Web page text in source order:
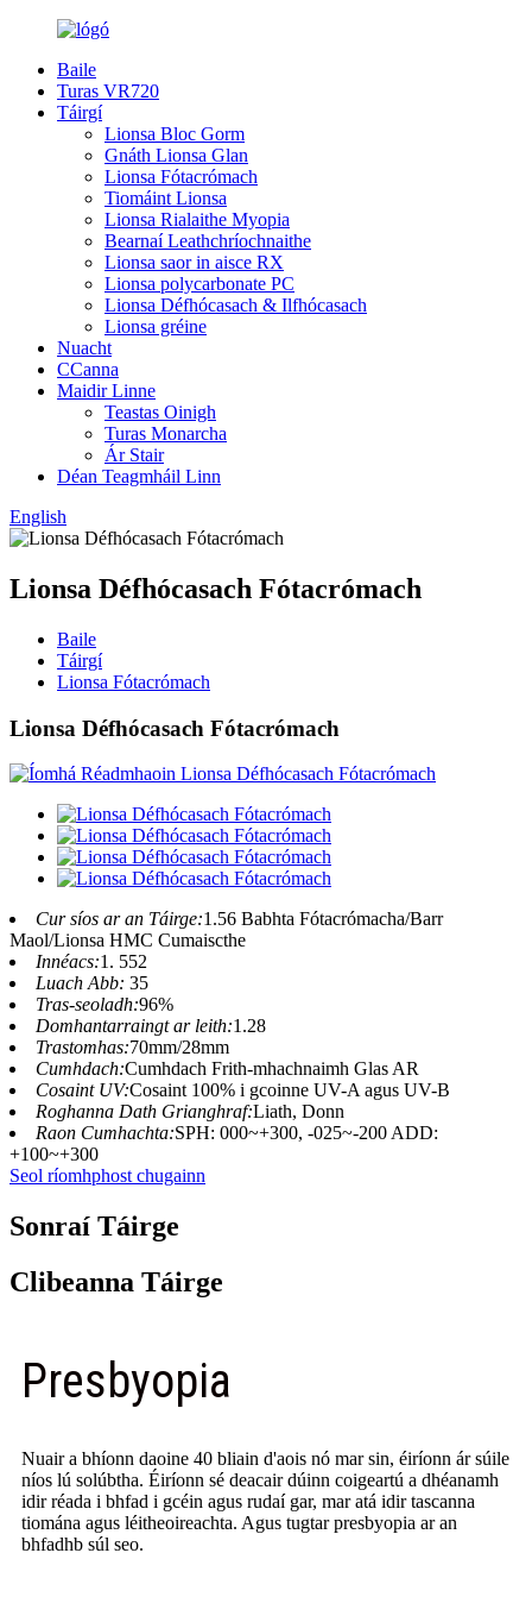
Baile
Turas VR720
Táirgí
Lionsa Bloc Gorm
Gnáth Lionsa Glan
Lionsa Fótacrómach
Tiomáint Lionsa
Lionsa Rialaithe Myopia
Bearnaí Leathchríochnaithe
Lionsa saor in aisce RX
Lionsa polycarbonate PC
Lionsa Défhócasach & Ilfhócasach
Lionsa gréine
Nuacht
CCanna
Maidir Linne
Teastas Oinigh
Turas Monarcha
Ár Stair
Déan Teagmháil Linn
English
Lionsa Défhócasach Fótacrómach
Baile
Táirgí
Lionsa Fótacrómach
Lionsa Défhócasach Fótacrómach
Cur síos ar an Táirge:1.56 Babhta Fótacrómacha/Barr
Maol/Lionsa HMC Cumaiscthe
Innéacs:1. 552
Luach Abb: 35
Tras-seoladh:96%
Domhantarraingt ar leith:1.28
Trastomhas:70mm/28mm
Cumhdach:Cumhdach Frith-mhachnaimh Glas AR
Cosaint UV:Cosaint 100% i gcoinne UV-A agus UV-B
Roghanna Dath Grianghraf:Liath, Donn
Raon Cumhachta:SPH: 000~+300, -025~-200 ADD:
+100~+300
Seol ríomhphost chugainn
Sonraí Táirge
Clibeanna Táirge
Presbyopia
Nuair a bhíonn daoine 40 bliain d'aois nó mar sin, éiríonn ár súile
níos lú solúbtha. Éiríonn sé deacair dúinn coigeartú a dhéanamh
idir réada i bhfad i gcéin agus rudaí gar, mar atá idir tascanna
tiomána agus léitheoireachta. Agus tugtar presbyopia ar an
bhfadhb súl seo.